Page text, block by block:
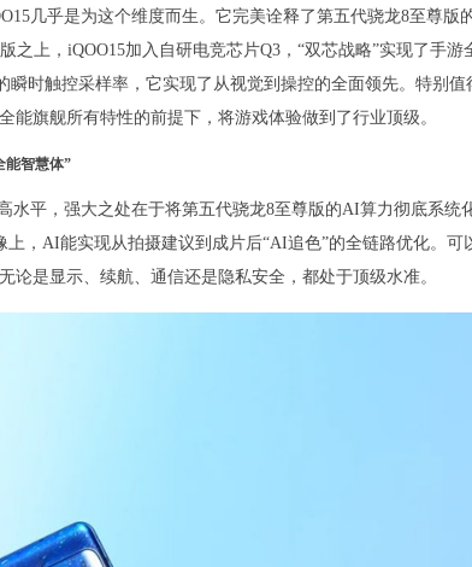
几乎是为这个维度而生。它完美诠释了第五代骁龙8至尊版
之上，iQOO15加入自研电竞芯片Q3，“双芯战略”实现了手游
瞬时触控采样率，它实现了从视觉到操控的全面领先。特别值
能旗舰所有特性的前提下，将游戏体验做到了行业顶级。
能智慧体”
水平，强大之处在于将第五代骁龙8至尊版的AI算力彻底系统
，AI能实现从拍摄建议到成片后“AI追色”的全链路优化。可
论是显示、续航、通信还是隐私安全，都处于顶级水准。